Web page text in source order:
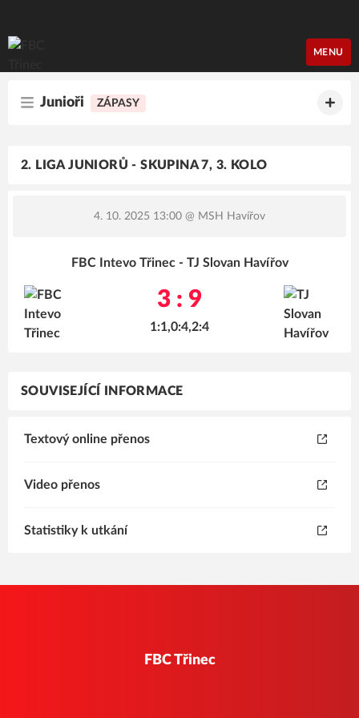
FBC Třinec
MENU
Junioři ZÁPASY
2. LIGA JUNIORŮ - SKUPINA 7, 3. KOLO
4. 10. 2025 13:00 @ MSH Havířov
FBC Intevo Třinec - TJ Slovan Havířov
3 : 9
1:1,0:4,2:4
SOUVISEJÍCÍ INFORMACE
Textový online přenos
Video přenos
Statistiky k utkání
FBC Třinec